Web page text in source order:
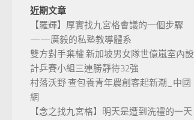
近期文章
【羅輝】厚實找九宮格會議的一個步驟
——廣毅的私塾教導體系
雙方對手棄權 新加坡男女隊世億嵐室內設
計乒賽小組三連勝靜待32強
村落沃野 查包養青年農創客起新潮_中國
網
【念之找九宮格】明天是遭到洗禮的一天